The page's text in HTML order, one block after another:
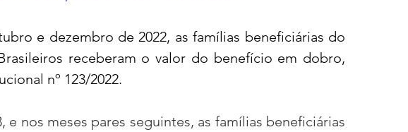
e dezembro de 2022, as famílias beneficiárias do
receberam o valor do benefício em dobro,
nº 123/2022.
e nos meses pares seguintes, as famílias beneficiárias